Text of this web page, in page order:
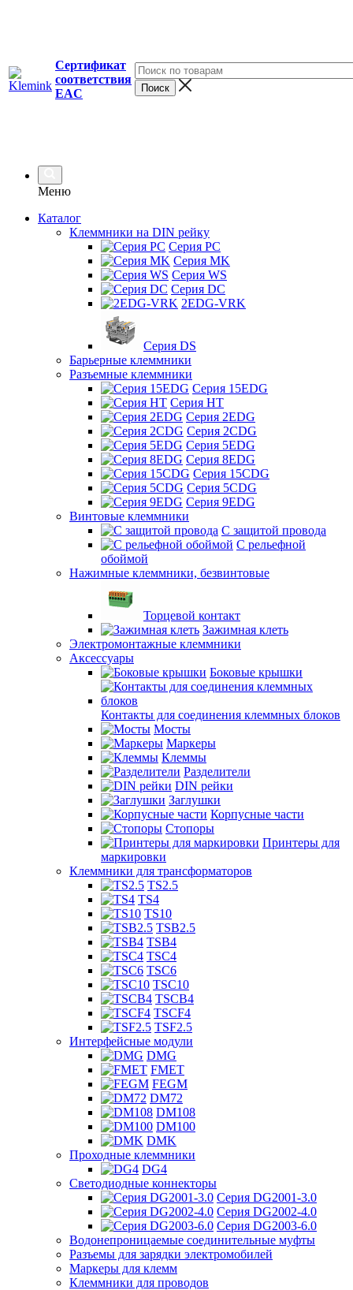
Сертификат
соответствия
EAC
Меню
Каталог
Клеммники на DIN рейку
Серия PC
Серия MK
Серия WS
Серия DC
2EDG-VRK
Серия DS
Барьерные клеммники
Разъемные клеммники
Серия 15EDG
Серия HT
Серия 2EDG
Серия 2CDG
Серия 5EDG
Серия 8EDG
Серия 15CDG
Серия 5CDG
Серия 9EDG
Винтовые клеммники
С защитой провода
C рельефной
обоймой
Нажимные клеммники, безвинтовые
Торцевой контакт
Зажимная клеть
Электромонтажные клеммники
Аксессуары
Боковые крышки
Контакты для соединения клеммных блоков
Мосты
Маркеры
Клеммы
Разделители
DIN рейки
Заглушки
Корпусные части
Стопоры
Принтеры для
маркировки
Клеммники для трансформаторов
TS2.5
TS4
TS10
TSB2.5
TSB4
TSC4
TSC6
TSC10
TSCB4
TSCF4
TSF2.5
Интерфейсные модули
DMG
FMET
FEGM
DM72
DM108
DM100
DMK
Проходные клеммники
DG4
Светодиодные коннекторы
Серия DG2001-3.0
Серия DG2002-4.0
Серия DG2003-6.0
Водонепроницаемые соединительные муфты
Разъемы для зарядки электромобилей
Маркеры для клемм
Клеммники для проводов